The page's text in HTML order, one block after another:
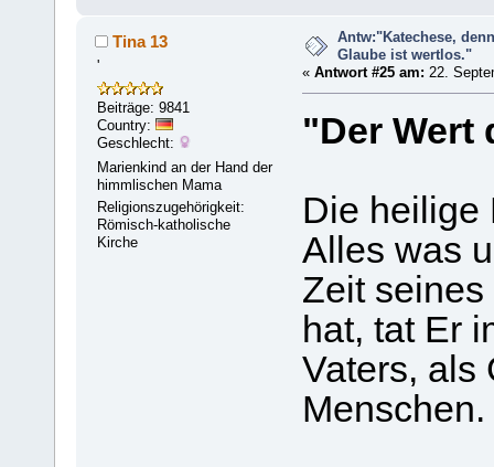
Tina 13
'
Beiträge: 9841
Country:
Geschlecht:
Marienkind an der Hand der
himmlischen Mama
Religionszugehörigkeit:
Römisch-katholische
Kirche
Antw:"Katechese,
Glaube ist wertlos."
« Antwort #25 am: 22.
"Der Wert
Die heilige
Alles was
Zeit
hat, tat Er
Vaters, als
Menschen.